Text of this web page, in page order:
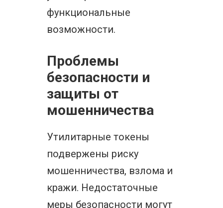
функциональные
возможности.
Проблемы
безопасности и
защиты от
мошенничества
Утилитарные токены
подвержены риску
мошенничества, взлома и
кражи. Недостаточные
меры безопасности могут